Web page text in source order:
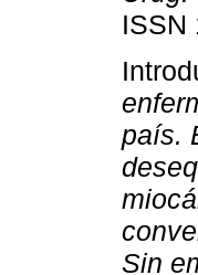
ISSN
país.
Sin